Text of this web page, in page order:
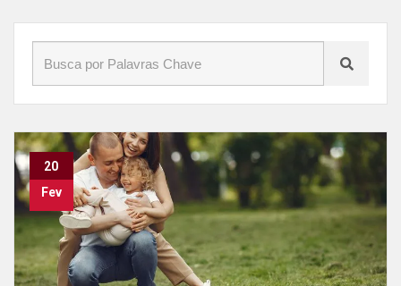
20
Fev